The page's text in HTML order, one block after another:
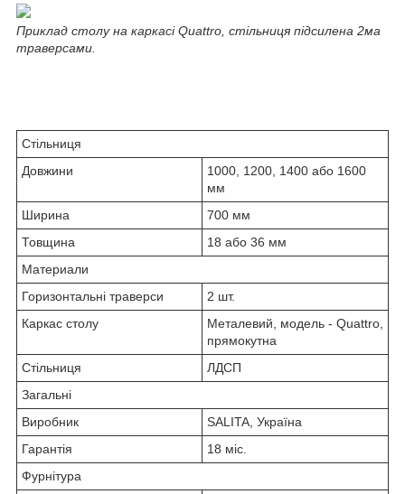
Приклад столу на каркасі Quattro, стільниця підсилена 2ма
траверсами.
Стільниця
Довжини
1000, 1200, 1400 або 1600
мм
Ширина
700 мм
Товщина
18 або 36 мм
Материали
Горизонтальні траверси
2 шт.
Каркас столу
Металевий, модель - Quattro,
прямокутна
Стільниця
ЛДСП
Загальні
Виробник
SALITA, Україна
Гарантія
18 міс.
Фурнітура